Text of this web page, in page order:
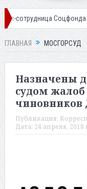
Соцфонда получила
ГЛАВНАЯ МОСГОРСУД
Назначены
судом жалоб
чиновников
Публикация:
Дата: 24 апреля, 2018